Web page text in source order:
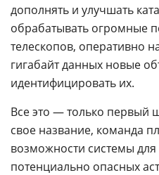
дополнять и улучшать
обрабатывать огромные
телескопов, оперативно
гигабайт данных новые
идентифицировать их.
Все это — только первый
свое название, команда
возможности системы
потенциально опасных